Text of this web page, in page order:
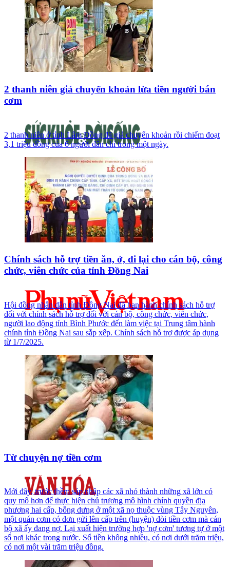
2 thanh niên giả chuyển khoản lừa tiền người bán
cơm
2 thanh niên ở tỉnh Lâm Đồng đã giả chuyển khoản rồi chiếm đoạt
3,1 triệu đồng của 6 người dân chỉ trong một ngày.
Chính sách hỗ trợ tiền ăn, ở, đi lại cho cán bộ, công
chức, viên chức của tỉnh Đồng Nai
Hội đồng nhân dân tỉnh Đồng Nai đã ban hành chính sách hỗ trợ
đối với chính sách hỗ trợ đối với cán bộ, công chức, viên chức,
người lao động tỉnh Bình Phước đến làm việc tại Trung tâm hành
chính tỉnh Đồng Nai sau sắp xếp. Chính sách hỗ trợ được áp dụng
từ 1/7/2025.
Từ chuyện nợ tiền cơm
Mới đây, trước thềm sáp nhập các xã nhỏ thành những xã lớn có
quy mô hơn để thực hiện chủ trương mô hình chính quyền địa
phương hai cấp, bỗng dưng ở một xã nọ thuộc vùng Tây Nguyên,
một quán cơm có đơn gửi lên cấp trên (huyện) đòi tiền cơm mà cán
bộ xã ấy đang nợ. Lại xuất hiện trường hợp 'nợ cơm' tương tự ở một
số nơi khác trong nước. Số tiền không nhiều, có nơi dưới trăm triệu,
có nơi một vài trăm triệu đồng.